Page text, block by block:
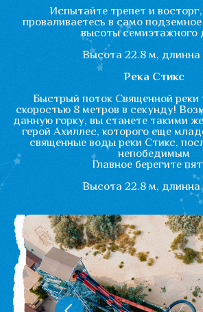
Льготы и Акции
Отдыхайте с
комфортом
Инвалид - колясочник -
проходит на территорию
аквапарка бесплатно.
Стоимость билета для
сопровождающего гостя -
Взрослый именинник (рост
выше 140 см) проходит по цене
детского билета (акция
действует в день рождения).
Ребенок проходит бесплатно
(рост ребенка не должен
превышать 140 см).
Данная акция действует при
предъявлении документа,
подтверждающего дату
дарим Вам подарки